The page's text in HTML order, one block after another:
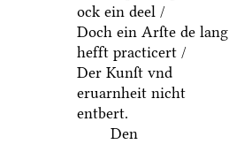
ock ein deel /
Doch ein Arſte de lang
hefft practicert /
Der Kunſt vnd
eruarnheit nicht
entbert.
Den